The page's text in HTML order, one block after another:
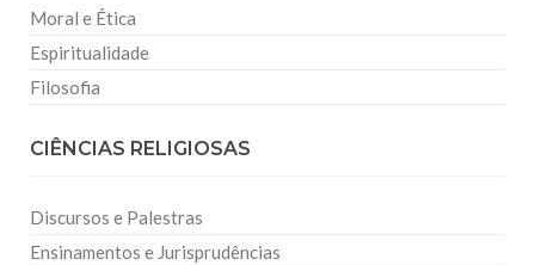
Moral e Ética
Espiritualidade
Filosofia
CIÊNCIAS RELIGIOSAS
Discursos e Palestras
Ensinamentos e Jurisprudências